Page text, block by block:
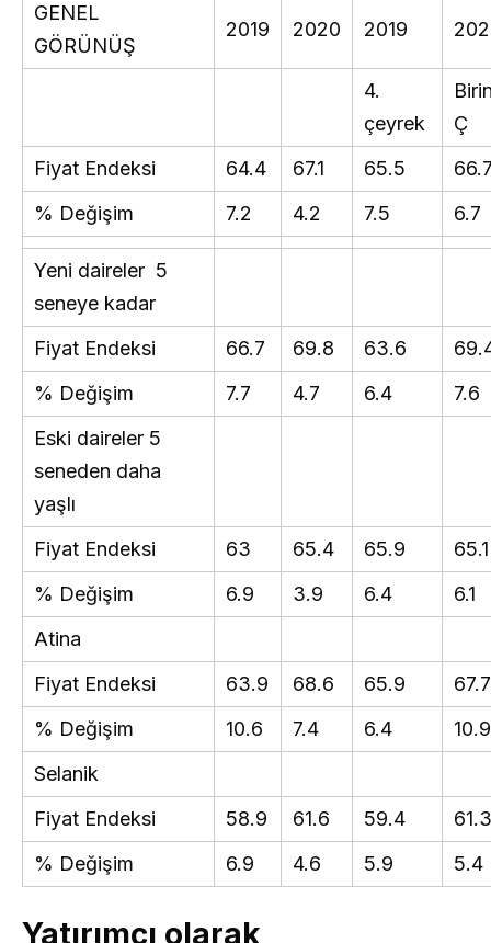
GENEL
GÖRÜNÜŞ
2019 2020 2019
4.
çeyrek
Ç
Fiyat Endeksi
64.4 67.1 65.5
% Değişim
7.2 4.2 7.5 6.7
Yeni daireler 5
seneye kadar
Fiyat Endeksi
66.7 69.8 63.6
% Değişim
7.7 4.7 6.4
7.6
Eski daireler 5
seneden daha
yaşlı
Fiyat Endeksi
63 65.4 65.9
65.1
% Değişim
6.9 3.9 6.4
6.1
Atina
Fiyat Endeksi
63.9 68.6 65.9
67.7
% Değişim
10.6 7.4 6.4
10.9
Selanik
Fiyat Endeksi
58.9 61.6 59.4
61.3
% Değişim
6.9 4.6 5.9 5.4
Yatırımcı olarak